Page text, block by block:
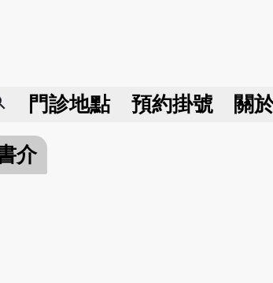
門診地點 預約掛號 關
介